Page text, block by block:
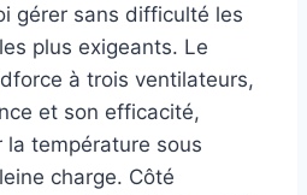
gérer sans difficulté les
plus exigeants. Le
à trois ventilateurs,
et son efficacité,
température sous
charge. Côté